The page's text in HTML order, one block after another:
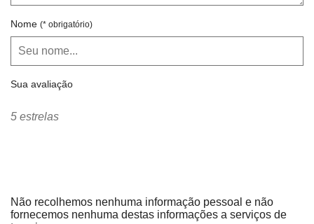
Nome (* obrigatório)
Sua avaliação
5 estrelas
Não recolhemos nenhuma informação pessoal e não
fornecemos nenhuma destas informações a serviços de